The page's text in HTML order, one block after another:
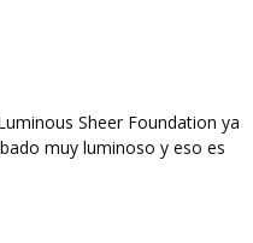
Sheer Foundation ya
muy luminoso y eso es